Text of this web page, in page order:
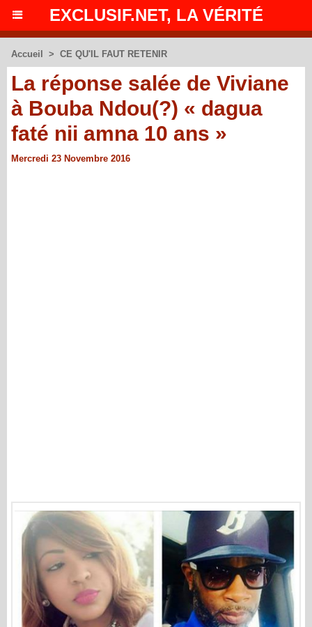
EXCLUSIF.NET, LA VÉRITÉ
Accueil > CE QU'IL FAUT RETENIR
La réponse salée de Viviane
à Bouba Ndou(?) « dagua
faté nii amna 10 ans »
Mercredi 23 Novembre 2016